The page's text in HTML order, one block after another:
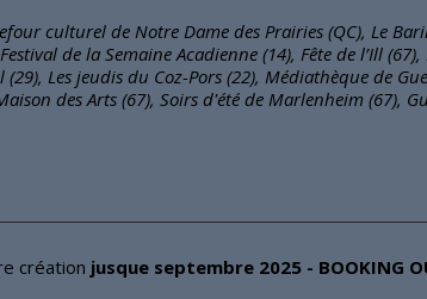
culturel de Notre Dame des Prairies (QC), Le
de la Semaine Acadienne (14), Fête de l’Ill
Les jeudis du Coz-Pors (22), Médiathèque de
des Arts (67), Soirs d'été de Marlenheim (67),
création jusque septembre 2025 - BOOKING